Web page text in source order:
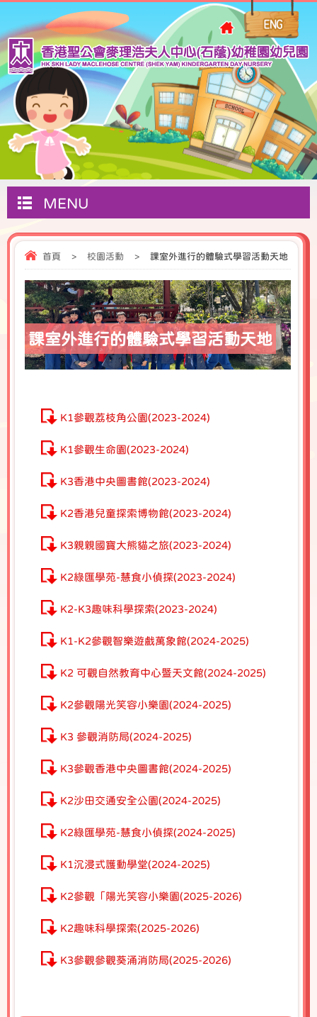
MENU
首頁 > 校園活動 > 課室外進行的體驗式學習活動天地
課室外進行的體驗式學習活動天地
K1參觀荔枝角公園(2023-2024)
K1參觀生命園(2023-2024)
K3香港中央圖書館(2023-2024)
K2香港兒童探索博物館(2023-2024)
K3親親國寶大熊貓之旅(2023-2024)
K2綠匯學苑-慧食小偵探(2023-2024)
K2-K3趣味科學探索(2023-2024)
K1-K2參觀智樂遊戲萬象館(2024-2025)
K2 可觀自然教育中心暨天文館(2024-2025)
K2參觀陽光笑容小樂園(2024-2025)
K3 參觀消防局(2024-2025)
K3參觀香港中央圖書館(2024-2025)
K2沙田交通安全公園(2024-2025)
K2綠匯學苑-慧食小偵探(2024-2025)
K1沉浸式護動學堂(2024-2025)
K2參觀「陽光笑容小樂園(2025-2026)
K2趣味科學探索(2025-2026)
K3參觀參觀葵涌消防局(2025-2026)